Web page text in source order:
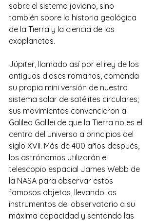
sobre el sistema joviano, sino
también sobre la historia geológica
de la Tierra y la ciencia de los
exoplanetas.
Júpiter, llamado así por el rey de los
antiguos dioses romanos, comanda
su propia mini versión de nuestro
sistema solar de satélites circulares;
sus movimientos convencieron a
Galileo Galilei de que la Tierra no es el
centro del universo a principios del
siglo XVII. Más de 400 años después,
los astrónomos utilizarán el
telescopio espacial James Webb de
la NASA para observar estos
famosos objetos, llevando los
instrumentos del observatorio a su
máxima capacidad y sentando las